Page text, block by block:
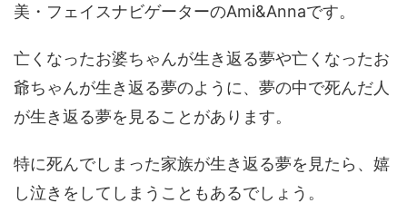
美・フェイスナビゲーターのAmi&Annaです。
亡くなったお婆ちゃんが生き返る夢や亡くなったお
爺ちゃんが生き返る夢のように、夢の中で死んだ人
が生き返る夢を見ることがあります。
特に死んでしまった家族が生き返る夢を見たら、嬉
し泣きをしてしまうこともあるでしょう。